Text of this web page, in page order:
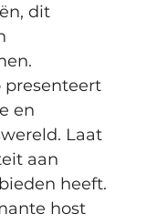
dit
presenteert
en
Laat
aan
heeft.
host